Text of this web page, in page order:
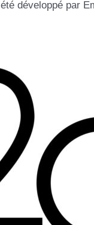
développé par